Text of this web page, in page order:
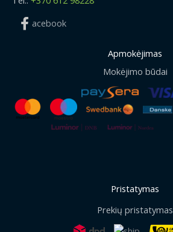
acebook
Apmokėjimas
Mokėjimo būdai
Pristatymas
Prekių pristatymas